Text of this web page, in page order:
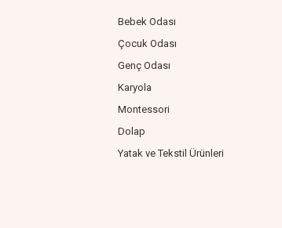
Bebek Odası
Çocuk Odası
Genç Odası
Karyola
Montessori
Dolap
Yatak ve Tekstil Ürünleri